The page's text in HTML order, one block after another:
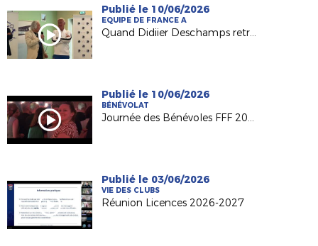
Publié le 10/06/2026
EQUIPE DE FRANCE A
Quand Didiier Deschamps retrouve ses racines nantaises...
Publié le 10/06/2026
BÉNÉVOLAT
Journée des Bénévoles FFF 2026
Publié le 03/06/2026
VIE DES CLUBS
Réunion Licences 2026-2027